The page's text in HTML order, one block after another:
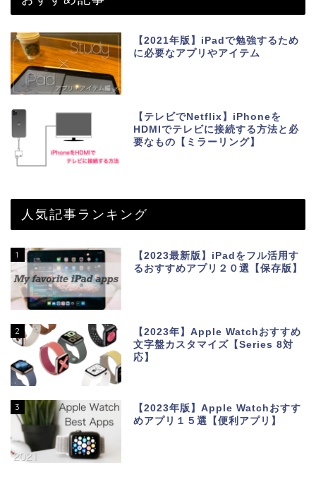
【2021年版】iPadで勉強するため
に必要なアプリやアイテム
【テレビでNetflix】iPhoneを
HDMIでテレビに接続する方法と必
要なもの【ミラーリング】
人気記事ランキング
1
【2023最新版】iPadをフル活用す
るおすすめアプリ２０選【保存版】
2
【2023年】Apple Watchおすすめ
文字盤カスタマイズ【Series 8対
応】
3
【2023年版】Apple Watchおすす
めアプリ１５選【便利アプリ】